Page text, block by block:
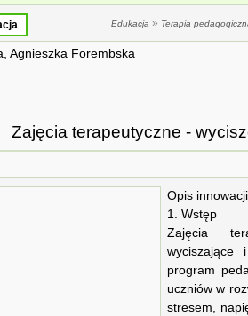
Edukacja » Terapia
Agnieszka Forembska
Zajęcia terapeutyczne -
Opis
1. Wstęp
Zajęcia
wyciszające
program
uczniów w
stresem,